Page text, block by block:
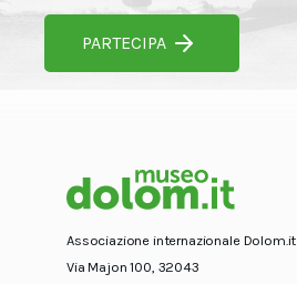
PARTECIPA
Associazione internazionale Dolom.it
Via Majon 100, 32043